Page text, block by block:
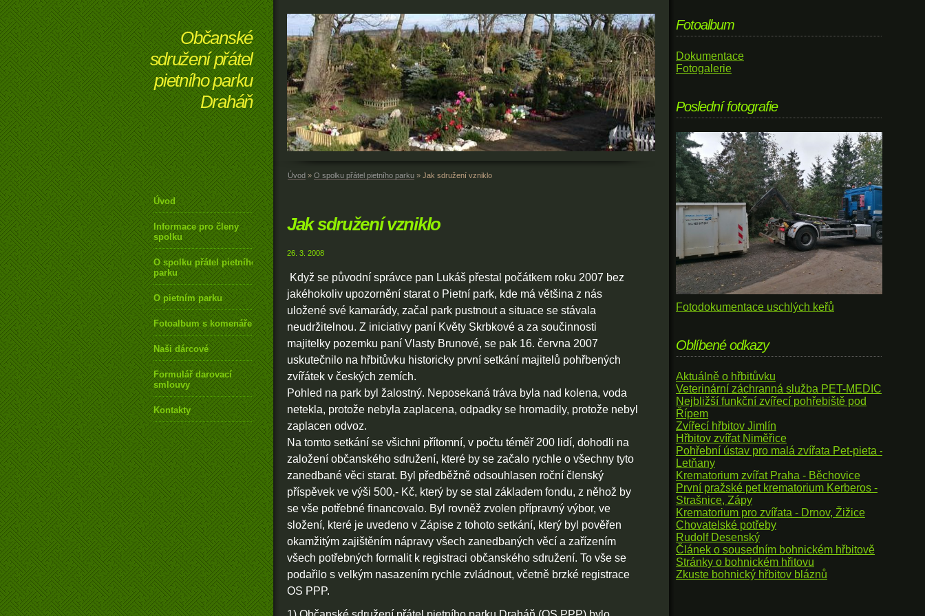
Občanské
sdružení přátel
pietního parku
Draháň
Úvod
Informace pro členy
spolku
O spolku přátel pietního
parku
O pietním parku
Fotoalbum s komenářem
Naši dárcové
Formulář darovací
smlouvy
Kontakty
Úvod » O spolku přátel pietního parku » Jak sdružení vzniklo
Jak sdružení vzniklo
26. 3. 2008
Když se původní správce pan Lukáš přestal počátkem roku 2007 bez
jakéhokoliv upozornění starat o Pietní park, kde má většina z nás
uložené své kamarády, začal park pustnout a situace se stávala
neudržitelnou. Z iniciativy paní Květy Skrbkové a za součinnosti
majitelky pozemku paní Vlasty Brunové, se pak 16. června 2007
uskutečnilo na hřbitůvku historicky první setkání majitelů pohřbených
zvířátek v českých zemích.
Pohled na park byl žalostný. Neposekaná tráva byla nad kolena, voda
netekla, protože nebyla zaplacena, odpadky se hromadily, protože nebyl
zaplacen odvoz.
Na tomto setkání se všichni přítomní, v počtu téměř 200 lidí, dohodli na
založení občanského sdružení, které by se začalo rychle o všechny tyto
zanedbané věci starat. Byl předběžně odsouhlasen roční členský
příspěvek ve výši 500,- Kč, který by se stal základem fondu, z něhož by
se vše potřebné financovalo. Byl rovněž zvolen přípravný výbor, ve
složení, které je uvedeno v Zápise z tohoto setkání, který byl pověřen
okamžitým zajištěním nápravy všech zanedbaných věcí a zařízením
všech potřebných formalit k registraci občanského sdružení. To vše se
podařilo s velkým nasazením rychle zvládnout, včetně brzké registrace
OS PPP.
Fotoalbum
Dokumentace
Fotogalerie
Poslední fotografie
Fotodokumentace uschlých keřů
Oblíbené odkazy
Aktuálně o hřbitůvku
Veterinární záchranná služba PET-MEDIC
Nejbližší funkční zvířecí pohřebiště pod
Řípem
Zvířecí hřbitov Jimlín
Hřbitov zvířat Niměřice
Pohřební ústav pro malá zvířata Pet-pieta -
Letňany
Krematorium zvířat Praha - Běchovice
První pražské pet krematorium Kerberos -
Strašnice, Zápy
Krematorium pro zvířata - Drnov, Žižice
Chovatelské potřeby
Rudolf Desenský
Článek o sousedním bohnickém hřbitově
Stránky o bohnickém hřitovu
Zkuste bohnický hřbitov bláznů